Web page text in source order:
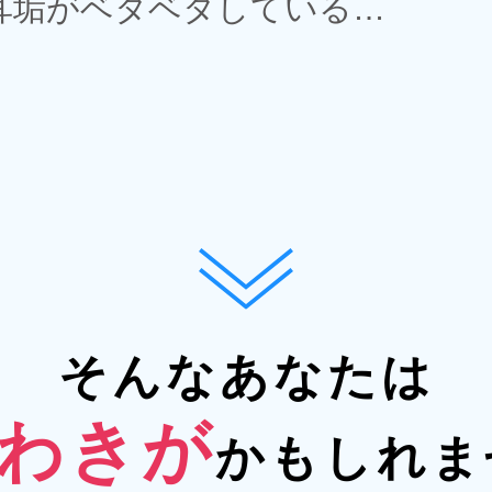
垢がベタベタしている…
そんなあなたは
きがかもしれ